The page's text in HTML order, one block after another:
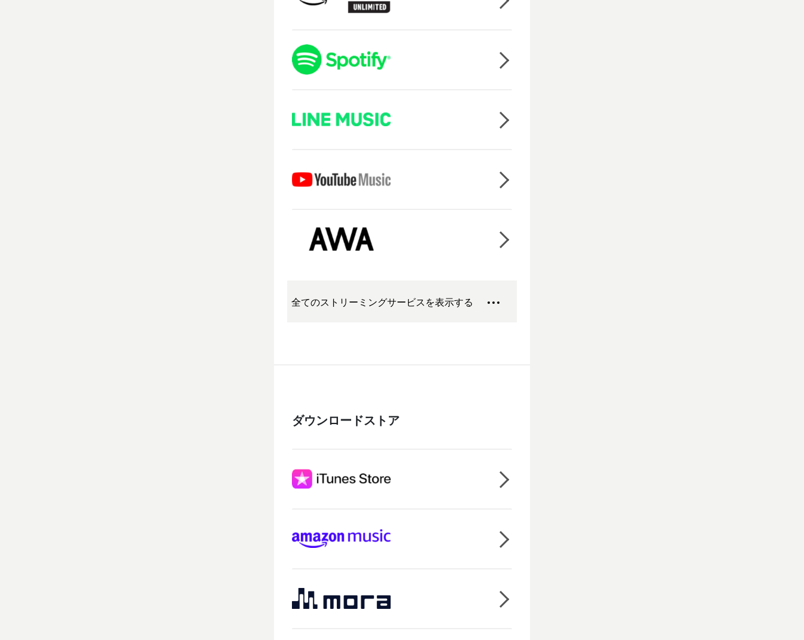
全てのストリーミングサービスを表示する
ダウンロードストア